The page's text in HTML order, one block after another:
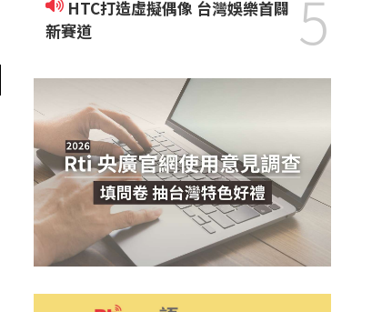
新賽道
5